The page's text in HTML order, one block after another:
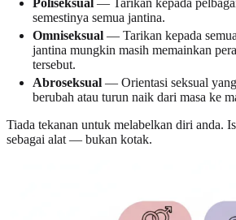
semestinya semua jantina.
Omniseksual — Tarikan kepada
jantina mungkin masih memainkan
tersebut.
Abroseksual — Orientasi seksual
berubah atau turun naik dari masa ke
Tiada tekanan untuk melabelkan diri anda.
sebagai alat — bukan kotak.